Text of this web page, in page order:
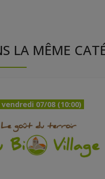
LA MÊME
07/08 (10:00)